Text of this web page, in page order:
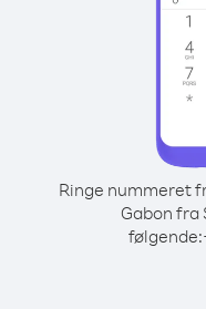
Ringe nummeret
Gabon fra
følgende: